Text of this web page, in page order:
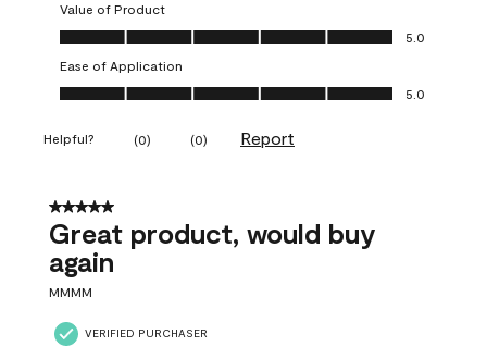
Value of Product
Value of Product, 5.0 out of 5
5.0
Ease of Application
Ease of Application, 5.0 out of 5
5.0
Helpful? (0) (0) Report
5 out of 5 stars.
Great product, would buy
again
MMMM
VERIFIED PURCHASER